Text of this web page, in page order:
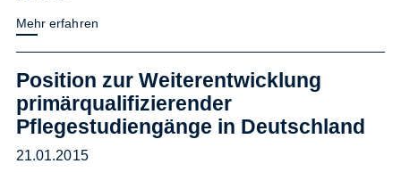
Mehr erfahren
Position zur Weiterentwicklung
primärqualifizierender
Pflegestudiengänge in Deutschland
21.01.2015